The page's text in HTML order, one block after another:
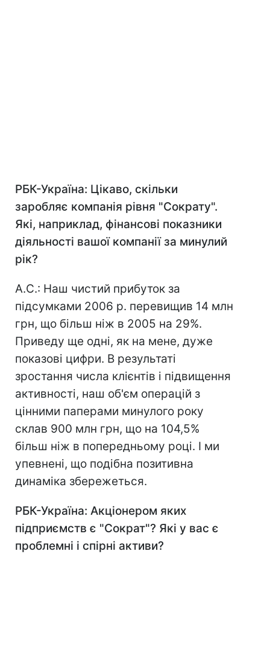
РБК-Україна: Цікаво, скільки
заробляє компанія рівня "Сократу".
Які, наприклад, фінансові показники
діяльності вашої компанії за минулий
рік?
А.С.: Наш чистий прибуток за
підсумками 2006 р. перевищив 14 млн
грн, що більш ніж в 2005 на 29%.
Приведу ще одні, як на мене, дуже
показові цифри. В результаті
зростання числа клієнтів і підвищення
активності, наш об'єм операцій з
цінними паперами минулого року
склав 900 млн грн, що на 104,5%
більш ніж в попередньому році. І ми
упевнені, що подібна позитивна
динаміка збережеться.
РБК-Україна: Акціонером яких
підприємств є "Сократ"? Які у вас є
проблемні і спірні активи?